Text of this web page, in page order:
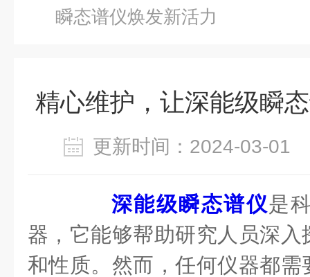
瞬态谱仪焕发新活力
精心维护，让深能级瞬
更新时间：2024-03-
深能级瞬态谱仪是
器，它能够帮助研究人员深
和性质。然而，任何仪器都